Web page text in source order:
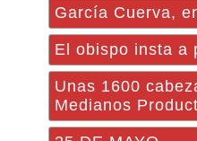
García Cuerva,
El obispo insta a
Unas 1600
Medianos